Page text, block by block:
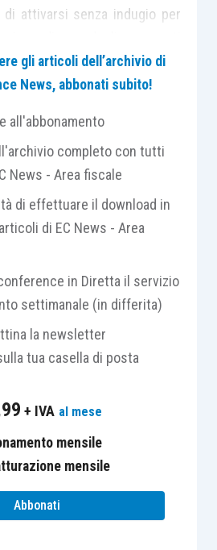
di attivarsi senza indugio per
per ilsuperamento
e ilrecupero della
delle società, a
dimensioni dell’impresa
di controllo o di
ai sensi del nuovoarticolo
lettera c) cod. civ.
tempo l’assetto
e contabile
e finanziario e alla
aziendale.
incapacità del sistema
e contabile
i segnali di crisi, l’eventuale
amministratori, una
gli articoli dell’archivio di
News, abbonati subito!
all'abbonamento
completo con tutti
News - Area fiscale
di effettuare il download in
di EC News - Area
in Diretta il servizio
settimanale (in differita)
la newsletter
tua casella di posta
+ IVA al mese
mensile
mensile
Abbonati